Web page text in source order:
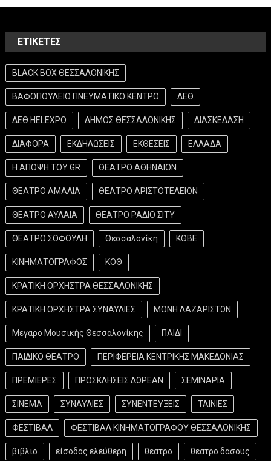
ΕΤΙΚΈΤΕΣ
BLACK BOX ΘΕΣΣΑΛΟΝΙΚΗΣ
ΒΑΦΟΠΟΥΛΕΙΟ ΠΝΕΥΜΑΤΙΚΟ ΚΕΝΤΡΟ ΔΕΘ
ΔΕΘ HELEXPO ΔΗΜΟΣ ΘΕΣΣΑΛΟΝΙΚΗΣ ΔΙΑΣΚΕΔΑΣΗ
ΔΙΑΦΟΡΑ ΕΚΔΗΛΩΣΕΙΣ ΕΚΘΕΣΕΙΣ ΕΛΛΑΔΑ
Η ΑΠΟΨΗ ΤΟΥ GR ΘΕΑΤΡΟ ΑΘΗΝΑΙΟΝ
ΘΕΑΤΡΟ ΑΜΑΛΙΑ ΘΕΑΤΡΟ ΑΡΙΣΤΟΤΕΛΕΙΟΝ
ΘΕΑΤΡΟ ΑΥΛΑΙΑ ΘΕΑΤΡΟ ΡΑΔΙΟ ΣΙΤΥ
ΘΕΑΤΡΟ ΣΟΦΟΥΛΗ Θεσσαλονίκη ΚΘΒΕ
ΚΙΝΗΜΑΤΟΓΡΑΦΟΣ ΚΟΘ
ΚΡΑΤΙΚΗ ΟΡΧΗΣΤΡΑ ΘΕΣΣΑΛΟΝΙΚΗΣ
ΚΡΑΤΙΚΗ ΟΡΧΗΣΤΡΑ ΣΥΝΑΥΛΙΕΣ ΜΟΝΗ ΛΑΖΑΡΙΣΤΩΝ
Μεγαρο Μουσικής Θεσσαλονίκης ΠΑΙΔΙ
ΠΑΙΔΙΚΟ ΘΕΑΤΡΟ ΠΕΡΙΦΕΡΕΙΑ ΚΕΝΤΡΙΚΗΣ ΜΑΚΕΔΟΝΙΑΣ
ΠΡΕΜΙΕΡΕΣ ΠΡΟΣΚΛΗΣΕΙΣ ΔΩΡΕΑΝ ΣΕΜΙΝΑΡΙΑ
ΣΙΝΕΜΑ ΣΥΝΑΥΛΙΕΣ ΣΥΝΕΝΤΕΥΞΕΙΣ ΤΑΙΝΙΕΣ
ΦΕΣΤΙΒΑΛ ΦΕΣΤΙΒΑΛ ΚΙΝΗΜΑΤΟΓΡΑΦΟΥ ΘΕΣΣΑΛΟΝΙΚΗΣ
βιβλιο είσοδος ελεύθερη θεατρο θεατρο δασους